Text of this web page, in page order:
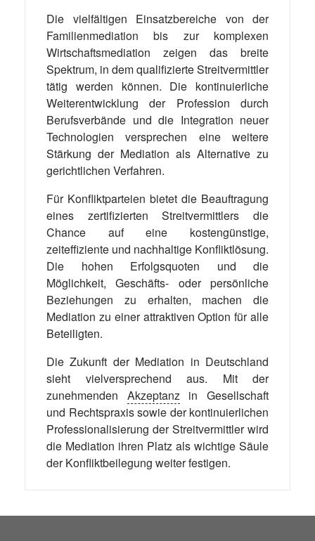
Die vielfältigen Einsatzbereiche von der
Familienmediation bis zur komplexen
Wirtschaftsmediation zeigen das breite
Spektrum, in dem qualifizierte Streitvermittler
tätig werden können. Die kontinuierliche
Weiterentwicklung der Profession durch
Berufsverbände und die Integration neuer
Technologien versprechen eine weitere
Stärkung der Mediation als Alternative zu
gerichtlichen Verfahren.
Für Konfliktparteien bietet die Beauftragung
eines zertifizierten Streitvermittlers die
Chance auf eine kostengünstige,
zeiteffiziente und nachhaltige Konfliktlösung.
Die hohen Erfolgsquoten und die
Möglichkeit, Geschäfts- oder persönliche
Beziehungen zu erhalten, machen die
Mediation zu einer attraktiven Option für alle
Beteiligten.
Die Zukunft der Mediation in Deutschland
sieht vielversprechend aus. Mit der
zunehmenden Akzeptanzin Gesellschaft
und Rechtspraxis sowie der kontinuierlichen
Professionalisierung der Streitvermittler wird
die Mediation ihren Platz als wichtige Säule
der Konfliktbeilegung weiter festigen.